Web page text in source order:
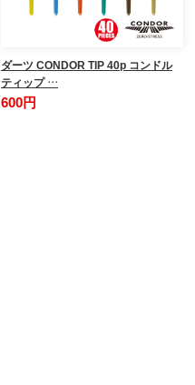
ダーツ CONDOR TIP 40p コンドル
ティップ …
600円